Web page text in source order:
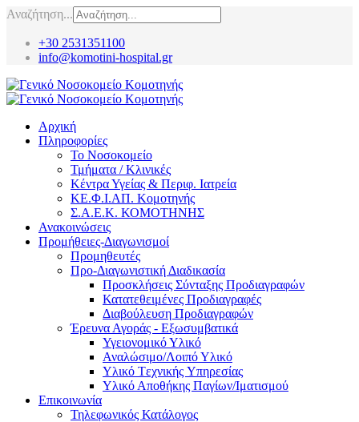
Αναζήτηση...
+30 2531351100
info@komotini-hospital.gr
Αρχική
Πληροφορίες
Το Νοσοκομείο
Τμήματα / Κλινικές
Κέντρα Υγείας & Περιφ. Ιατρεία
ΚΕ.Φ.Ι.ΑΠ. Κομοτηνής
Σ.Α.Ε.Κ. ΚΟΜΟΤΗΝΗΣ
Ανακοινώσεις
Προμήθειες-Διαγωνισμοί
Προμηθευτές
Προ-Διαγωνιστική Διαδικασία
Προσκλήσεις Σύνταξης Προδιαγραφών
Κατατεθειμένες Προδιαγραφές
Διαβούλευση Προδιαγραφών
Έρευνα Αγοράς - Εξωσυμβατικά
Υγειονομικό Υλικό
Αναλώσιμο/Λοιπό Υλικό
Υλικό Tεχνικής Yπηρεσίας
Υλικό Αποθήκης Παγίων/Ιματισμού
Επικοινωνία
Τηλεφωνικός Κατάλογος